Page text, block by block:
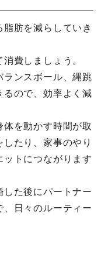
肪を減らしていき
費しましょう。
ンスボール、縄跳
ので、効率よく減
を動かす時間が取
たり、家事のやり
トにつながります
た後にパートナー
日々のルーティー